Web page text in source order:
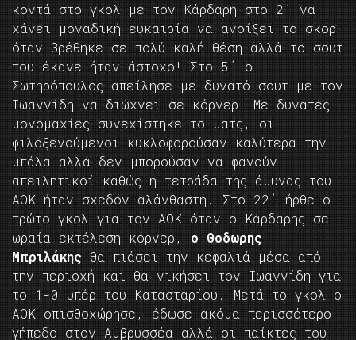
κοντά στο γκολ με τον Κάρδαρη στο 2΄ να
χάνει μοναδική ευκαιρία να ανοίξει το σκορ
όταν βρέθηκε σε πολύ καλή θέση αλλά το σουτ
που έκανε ήταν άστοχο! Στο 5΄ ο
Σωτηρόπουλος απείλησε με δυνατό σουτ με τον
Ιωαννίδη να διώχνει σε κόρνερ! Με δυνατές
μονομαχίες συνεχίστηκε το ματς, οι
φιλοξενούμενοι κυκλοφορούσαν καλύτερα την
μπάλα αλλά δεν μπορούσαν να φανούν
απειλητικοί καθώς η τετράδα της άμυνας του
ΑΟΚ ήταν σχεδόν αλάνθαστη. Στο 22΄ ήρθε ο
πρώτο γκολ για τον ΑΟΚ όταν ο Κάρδαρης σε
ωραία εκτέλεση κόρνερ, ο Θοδωρης
Μπριλάκης θα πιάσει την κεφαλιά μέσα από
την περιοχή και θα νικήσει τον Ιωαννίδη για
το 1-0 υπέρ του Κατασταρίου. Μετά το γκολ ο
ΑΟΚ οπισθοχώρησε, έδωσε ακόμα περισσότερο
γήπεδο στον Αμβρυσσέα αλλά οι παίκτες του